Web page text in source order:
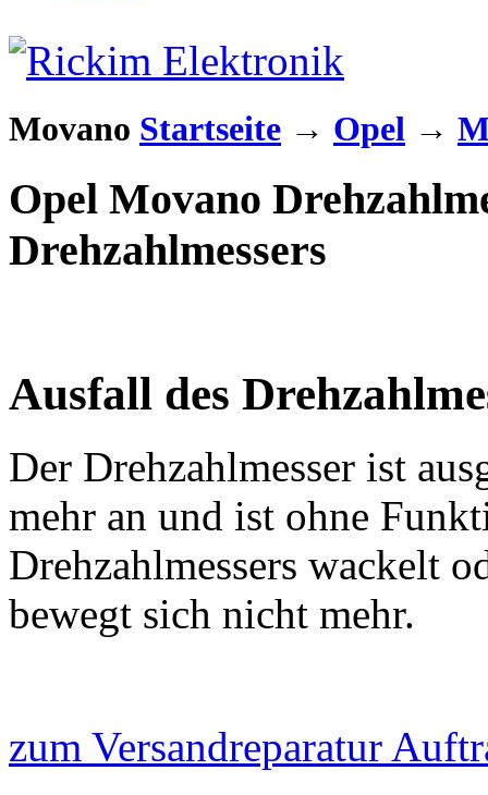
Movano Startseite → Opel →
Opel Movano
Drehzahlmessers
Ausfall des
Der Drehzahlmesser ist
mehr an und ist ohne
Drehzahlmessers wackelt
bewegt sich nicht mehr.
zum Versandreparatur